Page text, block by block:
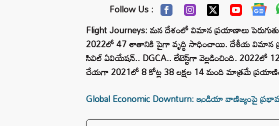
Follow Us :
Flight Journeys: మన దేశంలో విమాన ప్రయాణాలు
2022లో 47 శాతానికి పైగా వృద్ధి సాధించాయి. దేశీయ విమాన
సివిల్‌ ఏవియేషన్‌.. DGCA.. లేటెస్ట్‌గా వెల్లడించింది. 2022లో 12
చేయగా 2021లో 8 కోట్ల 38 లక్షల 14 మంది మాత్రమే
Global Economic Downturn: ఇండియా వాణిజ్యంపై